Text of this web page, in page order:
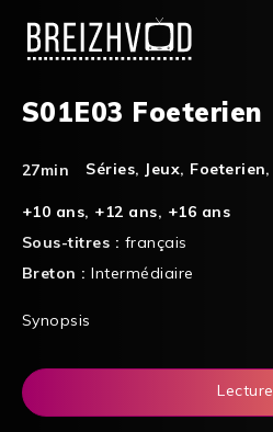
S01E03 Foeterien
27min Séries, Jeux, Foeterien,
+10 ans, +12 ans, +16 ans
Sous-titres : français
Breton :Intermédiaire
Synopsis
Lecture